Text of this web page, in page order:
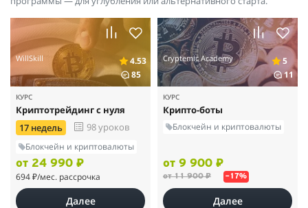
WillSkill
4.53
85
КУРС
Криптотрейдинг с нуля
17 недель
98 уроков
Блокчейн и криптовалюты
от 24 990 ₽
694 ₽/мес. рассрочка
Далее
Cryptemic Academy
5
11
КУРС
Крипто-боты
Блокчейн и криптовалюты
от 9 900 ₽
от 11 900 ₽ –17%
Далее